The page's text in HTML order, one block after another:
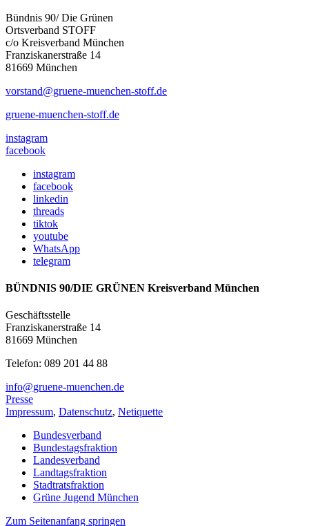
Bündnis 90/ Die Grünen
Ortsverband STOFF
c/o Kreisverband München
Franziskanerstraße 14
81669 München
vorstand@gruene-muenchen-stoff.de
gruene-muenchen-stoff.de
instagram
facebook
instagram
facebook
linkedin
threads
tiktok
youtube
WhatsApp
telegram
BÜNDNIS 90/DIE GRÜNEN Kreisverband München
Geschäftsstelle
Franziskanerstraße 14
81669 München
Telefon: 089 201 44 88
info@gruene-muenchen.de
Presse
Impressum, Datenschutz, Netiquette
Bundesverband
Bundestagsfraktion
Landesverband
Landtagsfraktion
Stadtratsfraktion
Grüne Jugend München
Zum Seitenanfang springen